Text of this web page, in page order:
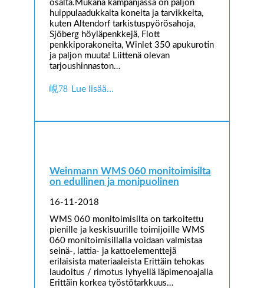
osalta.Mukana kampanjassa on paljon
huippulaadukkaita koneita ja tarvikkeita,
kuten Altendorf tarkistuspyörösahoja,
Sjöberg höyläpenkkejä, Flott
penkkiporakoneita, Winlet 350 apukurotin
ja paljon muuta! Liittenä olevan
tarjoushinnaston…
Lue lisää…
Weinmann WMS 060 monitoimisilta
on edullinen ja monipuolinen
16-11-2018
WMS 060 monitoimisilta on tarkoitettu
pienille ja keskisuurille toimijoille WMS
060 monitoimisillalla voidaan valmistaa
seinä-, lattia- ja kattoelementtejä
erilaisista materiaaleista Erittäin tehokas
laudoitus / rimotus lyhyellä läpimenoajalla
Erittäin korkea työstötarkkuus…